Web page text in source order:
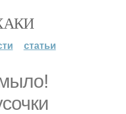
статьи